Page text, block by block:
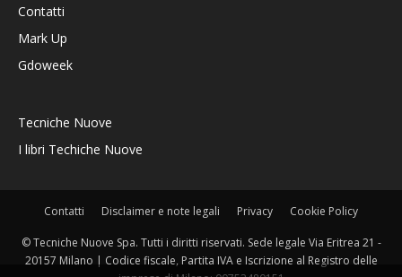
Contatti
Mark Up
Gdoweek
Tecniche Nuove
I libri Techiche Nuove
Contatti Disclaimer e note legali Privacy Cookie Policy
© Tecniche Nuove Spa. Tutti i diritti riservati. Sede legale Via Eritrea 21 -
20157 Milano | Codice fiscale, Partita IVA e Iscrizione al Registro delle